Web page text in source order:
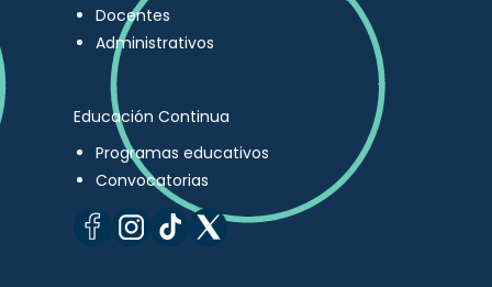
Docentes
Administrativos
Educación Continua
Programas educativos
Convocatorias